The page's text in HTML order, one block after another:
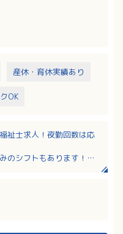
備や後片づけ・入所者さ
産休・育休実績あり
OK
祉士求人！夜勤回数は応
のシフトもあります！
など、福利厚生充実！
らのご応募もご相談くだ